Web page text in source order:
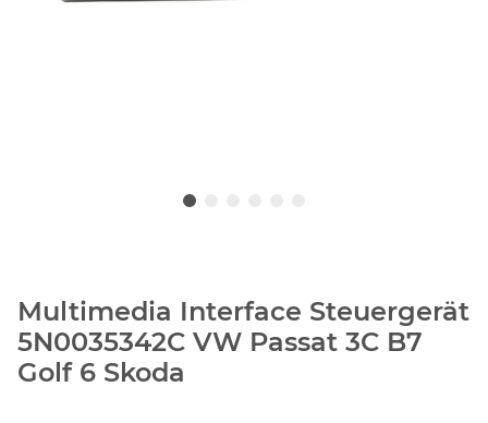
Multimedia Interface Steuergerät
5N0035342C VW Passat 3C B7
Golf 6 Skoda